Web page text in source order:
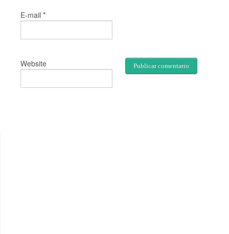
E-mail *
Website